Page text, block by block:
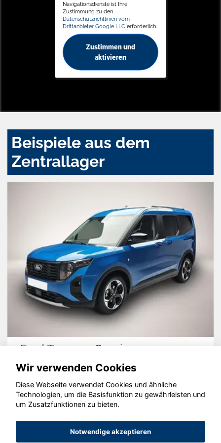
Navigationsdienste ist Ihre
Zustimmung zu den
Datenschutzrichtlinien vom
Drittanbieter Google LLC erforderlich.
Zustimmen und
aktivieren
Beispiele aus dem
Zentrallager
Ford Tourneo Courier
© konjunkturmotor.de GmbH 2020 - 2026
Wir verwenden Cookies
Diese Webseite verwendet Cookies und ähnliche
Technologien, um die Basisfunktion zu gewährleisten und
um Zusatzfunktionen zu bieten.
Notwendige akzeptieren